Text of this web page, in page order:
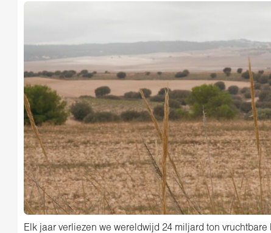
Elk jaar verliezen we wereldwijd 24 miljard ton vruchtbare